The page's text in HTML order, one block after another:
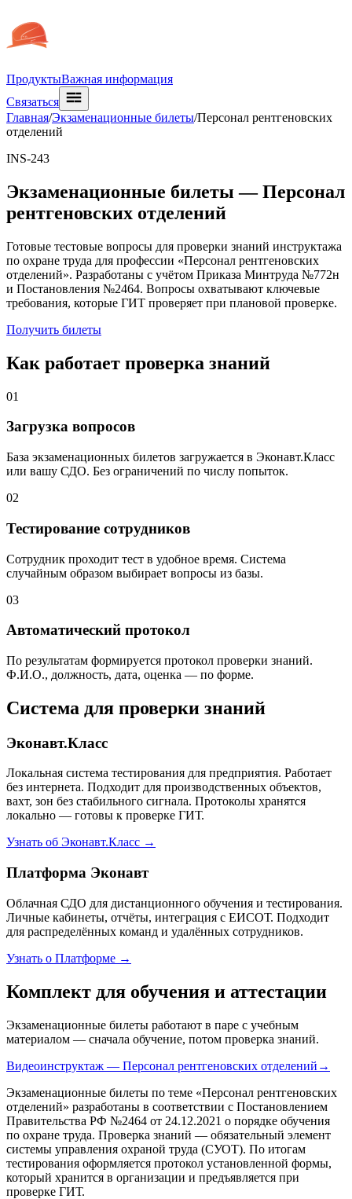
ПродуктыВажная информация
Связаться
Главная/Экзаменационные билеты/Персонал рентгеновских
отделений
INS-243
Экзаменационные билеты —Персонал
рентгеновских отделений
Готовые тестовые вопросы для проверки знаний инструктажа
по охране труда для профессии «Персонал рентгеновских
отделений». Разработаны с учётом Приказа Минтруда №772н
и Постановления №2464. Вопросы охватывают ключевые
требования, которые ГИТ проверяет при плановой проверке.
Получить билеты
Как работает проверка знаний
01
Загрузка вопросов
База экзаменационных билетов загружается в Эконавт.Класс
или вашу СДО. Без ограничений по числу попыток.
02
Тестирование сотрудников
Сотрудник проходит тест в удобное время. Система
случайным образом выбирает вопросы из базы.
03
Автоматический протокол
По результатам формируется протокол проверки знаний.
Ф.И.О., должность, дата, оценка — по форме.
Система для проверки знаний
Эконавт.Класс
Локальная система тестирования для предприятия. Работает
без интернета. Подходит для производственных объектов,
вахт, зон без стабильного сигнала. Протоколы хранятся
локально — готовы к проверке ГИТ.
Узнать об Эконавт.Класс →
Платформа Эконавт
Облачная СДО для дистанционного обучения и тестирования.
Личные кабинеты, отчёты, интеграция с ЕИСОТ. Подходит
для распределённых команд и удалённых сотрудников.
Узнать о Платформе →
Комплект для обучения и аттестации
Экзаменационные билеты работают в паре с учебным
материалом — сначала обучение, потом проверка знаний.
Видеоинструктаж — Персонал рентгеновских отделений →
Экзаменационные билеты по теме «Персонал рентгеновских
отделений» разработаны в соответствии с Постановлением
Правительства РФ №2464 от 24.12.2021 о порядке обучения
по охране труда. Проверка знаний — обязательный элемент
системы управления охраной труда (СУОТ). По итогам
тестирования оформляется протокол установленной формы,
который хранится в организации и предъявляется при
проверке ГИТ.